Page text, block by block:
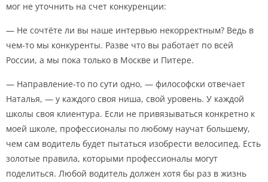
мог не уточнить на счет конкуренции:
— Не сочтёте ли вы наше интервью некорректным? Ведь в
чем-то мы конкуренты. Разве что вы работает по всей
России, а мы пока только в Москве и Питере.
— Направление-то по сути одно, — философски отвечает
Наталья, — у каждого своя ниша, свой уровень. У каждой
школы своя клиентура. Если не привязываться конкретно к
моей школе, профессионалы по любому научат большему,
чем сам водитель будет пытаться изобрести велосипед. Есть
золотые правила, которыми профессионалы могут
поделиться. Любой водитель должен хотя бы раз в жизнь